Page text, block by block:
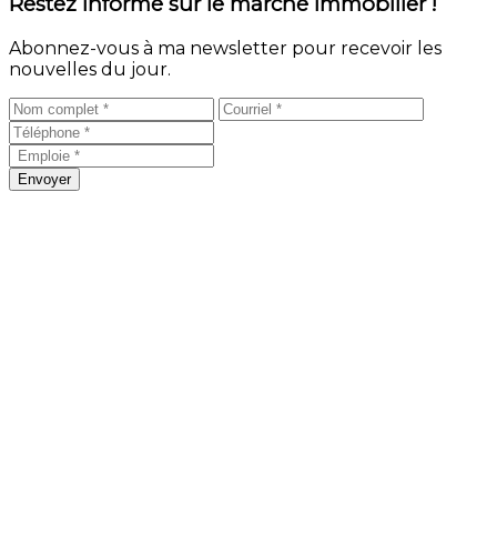
Abonnez-vous à ma newsletter pour recevoir les
nouvelles du jour.
Envoyer